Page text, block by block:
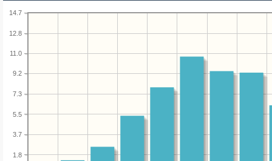
1.8
3.7
5.5
7.3
9.2
11.0
12.8
14.7